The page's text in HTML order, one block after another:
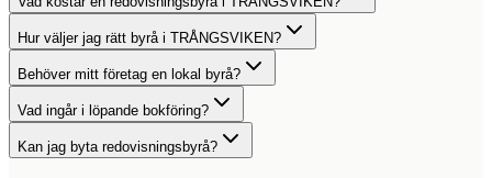
Hur väljer jag rätt byrå i TRÅNGSVIKEN?
Behöver mitt företag en lokal byrå?
Vad ingår i löpande bokföring?
Kan jag byta redovisningsbyrå?